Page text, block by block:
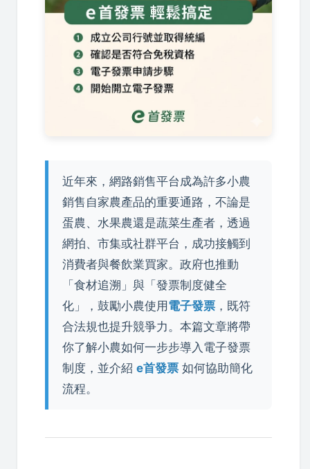
近年來，網路銷售平台成為許多小農
銷售自家農產品的重要通路，不論是
蛋農、水果農還是蔬菜生產者，透過
網拍、市集或社群平台，成功接觸到
消費者與餐飲業買家。政府也推動
「食材追溯」與「發票制度健全
化」，鼓勵小農使用 電子發票 ，既符
合法規也提升競爭力。本篇文章將帶
你了解小農如何一步步導入電子發票
制度，並介紹 e首發票 如何協助簡化
流程。